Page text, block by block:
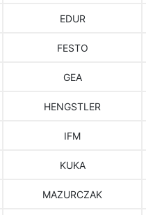
EDUR
FESTO
GEA
HENGSTLER
IFM
KUKA
MAZURCZAK